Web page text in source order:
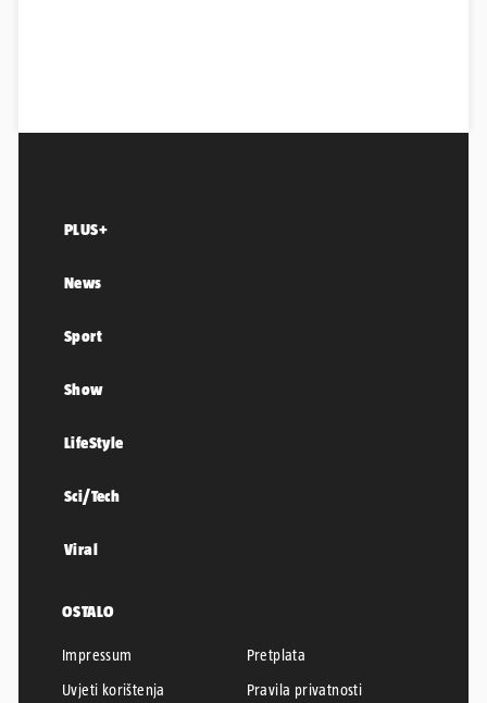
PLUS+
News
Sport
Show
LifeStyle
Sci/Tech
Viral
OSTALO
Impressum
Pretplata
Uvjeti korištenja
Pravila privatnosti